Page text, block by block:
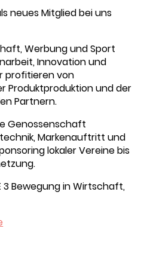
neues Mitglied bei uns
Werbung und Sport
Innovation und
profitieren von
Produktproduktion und der
Partnern.
Genossenschaft
Markenauftritt und
lokaler Vereine bis
3 Bewegung in Wirtschaft,